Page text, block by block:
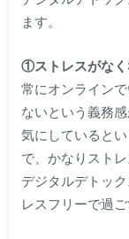
ます。
①ストレスがなく
常にオンライン
ないという義務
気にしていると
で、かなりスト
デジタルデトッ
レスフリーで過